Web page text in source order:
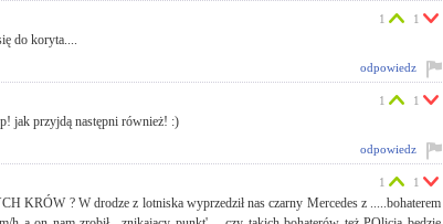
do koryta....
1 1
odpowiedz
jak przyjdą następni również! :)
1 1
odpowiedz
KRÓW ? W drodze z lotniska wyprzedził nas czarny Mercedes z .....bohaterem
1 1